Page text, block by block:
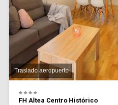
Traslado aeropuerto
FH Altea Centro Histórico